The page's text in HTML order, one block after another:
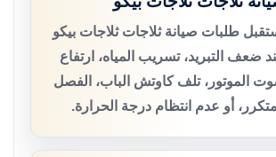
طلبات صيانة ثلاجات ثلاجات بيكو
ضعف التبريد، تسريب المياه، ارتفاع
الموتور، تلف كاوتش الباب، الفصل
أو عدم انتظام درجة الحرارة.